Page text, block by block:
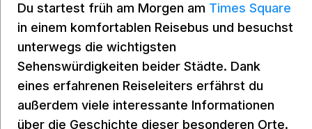
Du startest früh am Morgen am Times Square
in einem komfortablen Reisebus und besuchst
unterwegs die wichtigsten
Sehenswürdigkeiten beider Städte. Dank
eines erfahrenen Reiseleiters erfährst du
außerdem viele interessante Informationen
über die Geschichte dieser besonderen Orte.